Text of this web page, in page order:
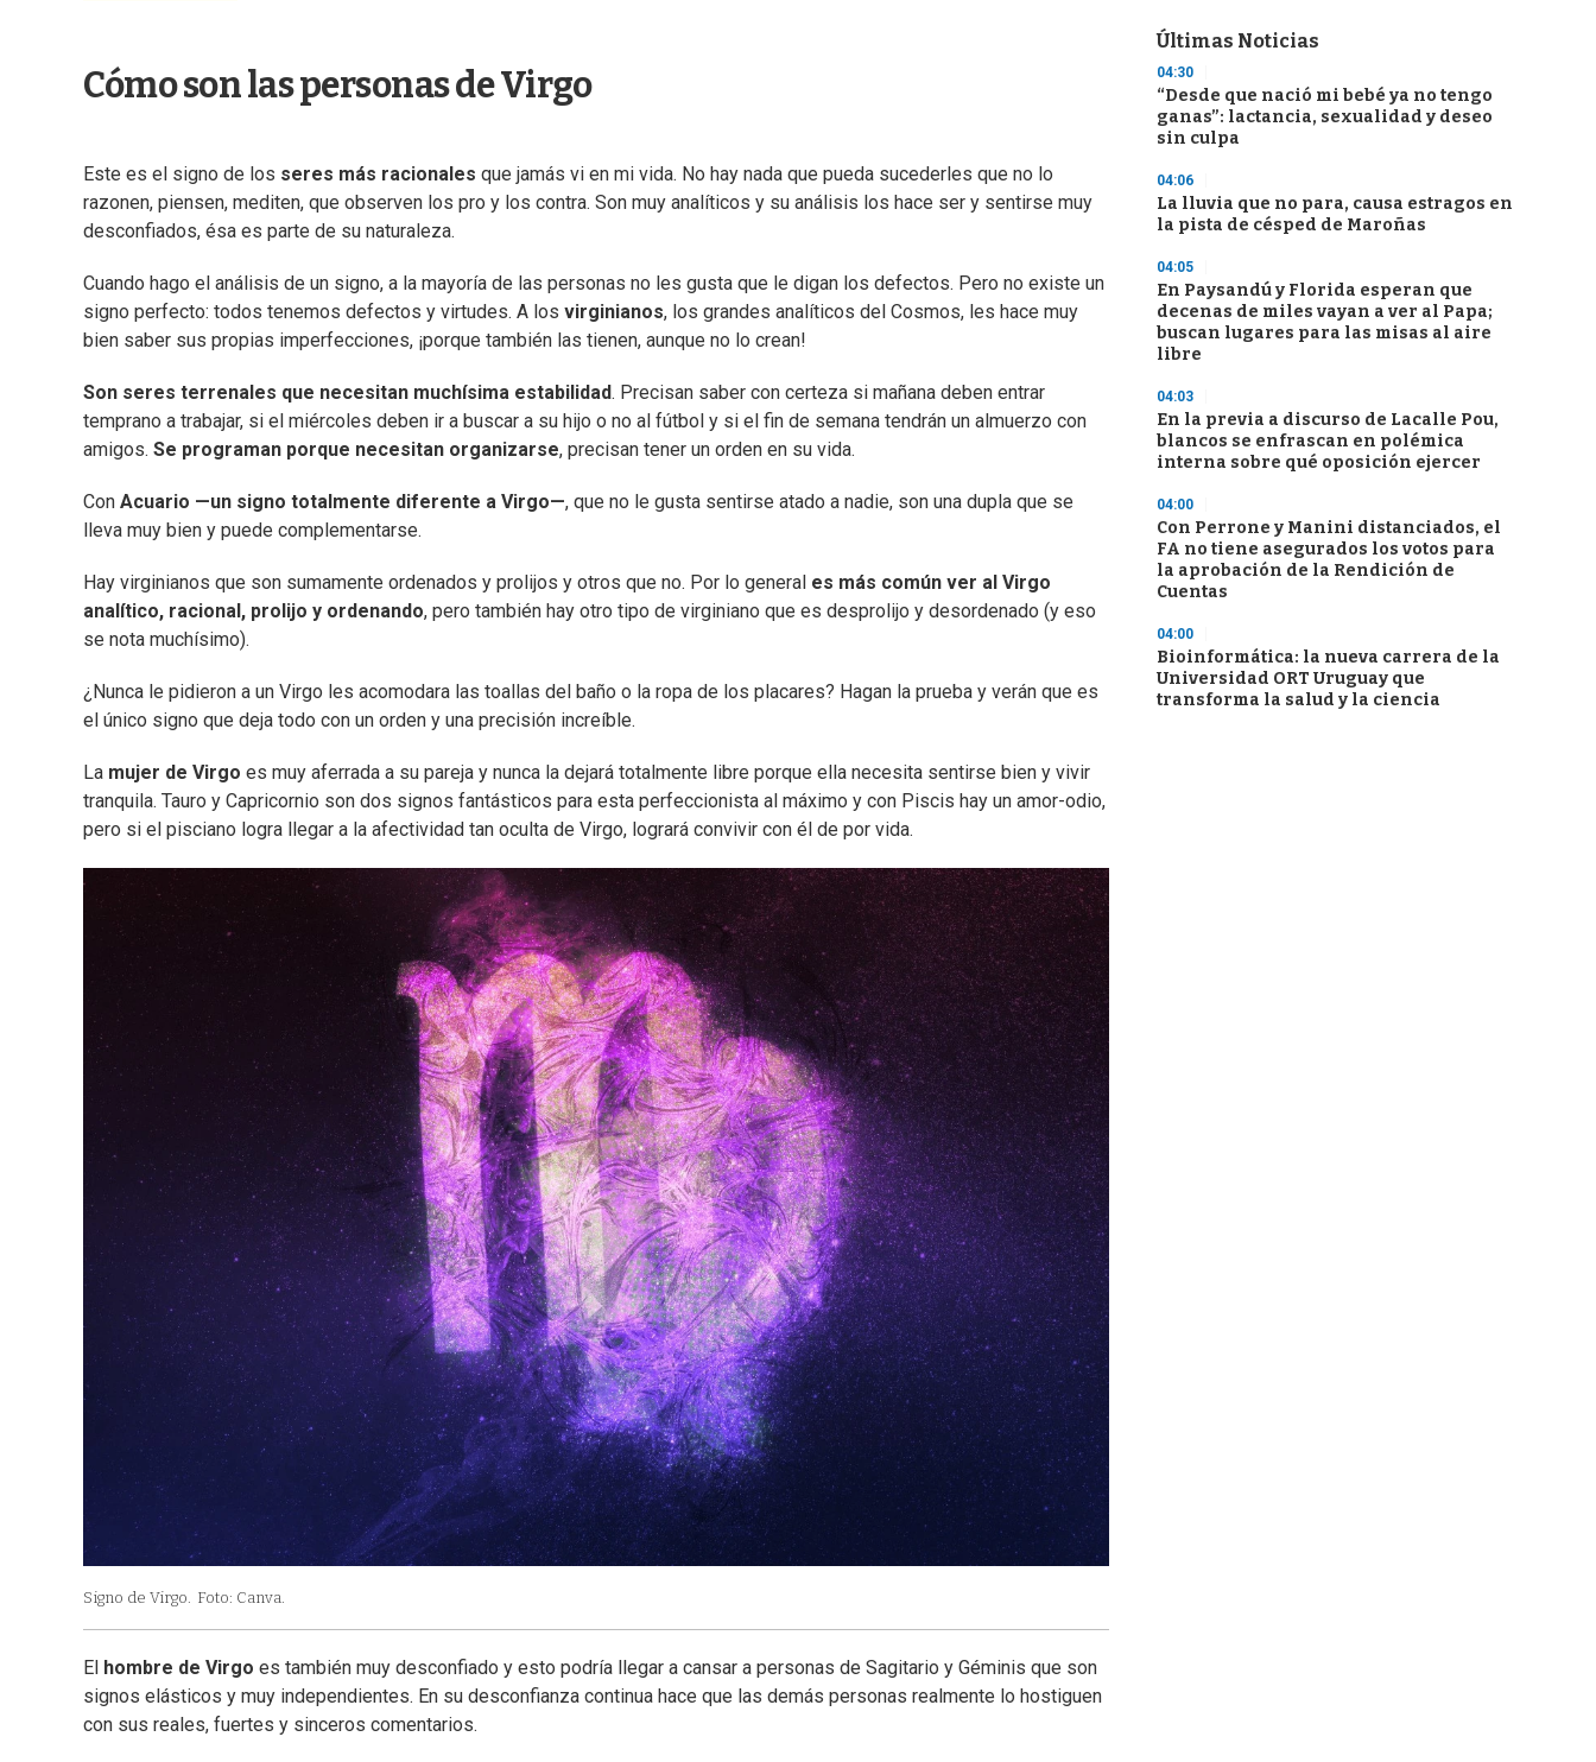
Cómo son las personas de Virgo
Este es el signo de los seres más racionales que jamás vi en mi vida. No hay nada que pueda sucederles que no lo
razonen, piensen, mediten, que observen los pro y los contra. Son muy analíticos y su análisis los hace ser y sentirse muy
desconfiados, ésa es parte de su naturaleza.
Cuando hago el análisis de un signo, a la mayoría de las personas no les gusta que le digan los defectos. Pero no existe un
signo perfecto: todos tenemos defectos y virtudes. A los virginianos, los grandes analíticos del Cosmos, les hace muy
bien saber sus propias imperfecciones, ¡porque también las tienen, aunque no lo crean!
Son seres terrenales que necesitan muchísima estabilidad. Precisan saber con certeza si mañana deben entrar
temprano a trabajar, si el miércoles deben ir a buscar a su hijo o no al fútbol y si el fin de semana tendrán un almuerzo con
amigos. Se programan porque necesitan organizarse, precisan tener un orden en su vida.
Con Acuario —un signo totalmente diferente a Virgo—, que no le gusta sentirse atado a nadie, son una dupla que se
lleva muy bien y puede complementarse.
Hay virginianos que son sumamente ordenados y prolijos y otros que no. Por lo general es más común ver al Virgo
analítico, racional, prolijo y ordenando, pero también hay otro tipo de virginiano que es desprolijo y desordenado (y eso
se nota muchísimo).
¿Nunca le pidieron a un Virgo les acomodara las toallas del baño o la ropa de los placares? Hagan la prueba y verán que es
el único signo que deja todo con un orden y una precisión increíble.
La mujer de Virgo es muy aferrada a su pareja y nunca la dejará totalmente libre porque ella necesita sentirse bien y vivir
tranquila. Tauro y Capricornio son dos signos fantásticos para esta perfeccionista al máximo y con Piscis hay un amor-odio,
pero si el pisciano logra llegar a la afectividad tan oculta de Virgo, logrará convivir con él de por vida.
Signo de Virgo. Foto: Canva.
El hombre de Virgo es también muy desconfiado y esto podría llegar a cansar a personas de Sagitario y Géminis que son
signos elásticos y muy independientes. En su desconfianza continua hace que las demás personas realmente lo hostiguen
con sus reales, fuertes y sinceros comentarios.
Últimas Noticias
04:30
“Desde que nació mi bebé ya no tengo
ganas”: lactancia, sexualidad y deseo
sin culpa
04:06
La lluvia que no para, causa estragos en
la pista de césped de Maroñas
04:05
En Paysandú y Florida esperan que
decenas de miles vayan a ver al Papa;
buscan lugares para las misas al aire
libre
04:03
En la previa a discurso de Lacalle Pou,
blancos se enfrascan en polémica
interna sobre qué oposición ejercer
04:00
Con Perrone y Manini distanciados, el
FA no tiene asegurados los votos para
la aprobación de la Rendición de
Cuentas
04:00
Bioinformática: la nueva carrera de la
Universidad ORT Uruguay que
transforma la salud y la ciencia